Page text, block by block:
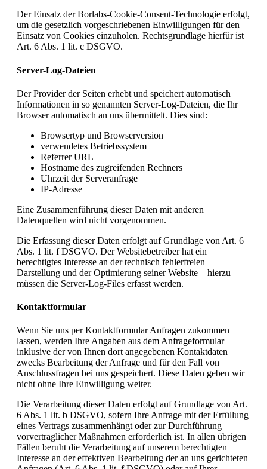
Der Einsatz der Borlabs-Cookie-Consent-Technologie erfolgt,
um die gesetzlich vorgeschriebenen Einwilligungen für den
Einsatz von Cookies einzuholen. Rechtsgrundlage hierfür ist
Art. 6 Abs. 1 lit. c DSGVO.
Server-Log-Dateien
Der Provider der Seiten erhebt und speichert automatisch
Informationen in so genannten Server-Log-Dateien, die Ihr
Browser automatisch an uns übermittelt. Dies sind:
Browsertyp und Browserversion
verwendetes Betriebssystem
Referrer URL
Hostname des zugreifenden Rechners
Uhrzeit der Serveranfrage
IP-Adresse
Eine Zusammenführung dieser Daten mit anderen
Datenquellen wird nicht vorgenommen.
Die Erfassung dieser Daten erfolgt auf Grundlage von Art. 6
Abs. 1 lit. f DSGVO. Der Websitebetreiber hat ein
berechtigtes Interesse an der technisch fehlerfreien
Darstellung und der Optimierung seiner Website – hierzu
müssen die Server-Log-Files erfasst werden.
Kontaktformular
Wenn Sie uns per Kontaktformular Anfragen zukommen
lassen, werden Ihre Angaben aus dem Anfrageformular
inklusive der von Ihnen dort angegebenen Kontaktdaten
zwecks Bearbeitung der Anfrage und für den Fall von
Anschlussfragen bei uns gespeichert. Diese Daten geben wir
nicht ohne Ihre Einwilligung weiter.
Die Verarbeitung dieser Daten erfolgt auf Grundlage von Art.
6 Abs. 1 lit. b DSGVO, sofern Ihre Anfrage mit der Erfüllung
eines Vertrags zusammenhängt oder zur Durchführung
vorvertraglicher Maßnahmen erforderlich ist. In allen übrigen
Fällen beruht die Verarbeitung auf unserem berechtigten
Interesse an der effektiven Bearbeitung der an uns gerichteten